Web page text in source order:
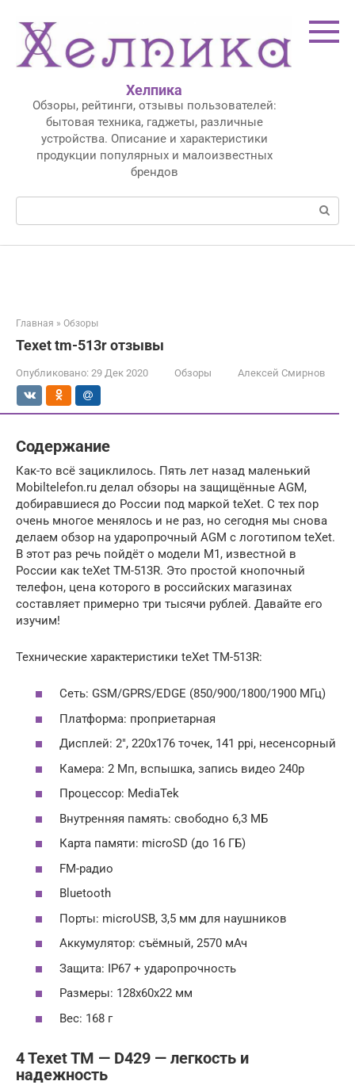
контенту
Хелпика
Обзоры, рейтинги, отзывы пользователей:
бытовая техника, гаджеты, различные
устройства. Описание и характеристики
продукции популярных и малоизвестных
брендов
Поиск:
Главная » Обзоры
Texet tm-513r отзывы
Опубликовано: 29 Дек 2020 Обзоры Алексей Смирнов
Содержание
Как-то всё зациклилось. Пять лет назад маленький
Mobiltelefon.ru делал обзоры на защищённые AGM,
добиравшиеся до России под маркой teXet. С тех пор
очень многое менялось и не раз, но сегодня мы снова
делаем обзор на ударопрочный AGM с логотипом teXet.
В этот раз речь пойдёт о модели M1, известной в
России как teXet TM-513R. Это простой кнопочный
телефон, цена которого в российских магазинах
составляет примерно три тысячи рублей. Давайте его
изучим!
Технические характеристики teXet TM-513R:
Сеть: GSM/GPRS/EDGE (850/900/1800/1900 МГц)
Платформа: проприетарная
Дисплей: 2″, 220х176 точек, 141 ppi, несенсорный
Камера: 2 Мп, вспышка, запись видео 240p
Процессор: MediaTek
Внутренняя память: свободно 6,3 МБ
Карта памяти: microSD (до 16 ГБ)
FM-радио
Bluetooth
Порты: microUSB, 3,5 мм для наушников
Аккумулятор: съёмный, 2570 мАч
Защита: IP67 + ударопрочность
Размеры: 128х60х22 мм
Вес: 168 г
4 Texet TM — D429 — легкость и
надежность